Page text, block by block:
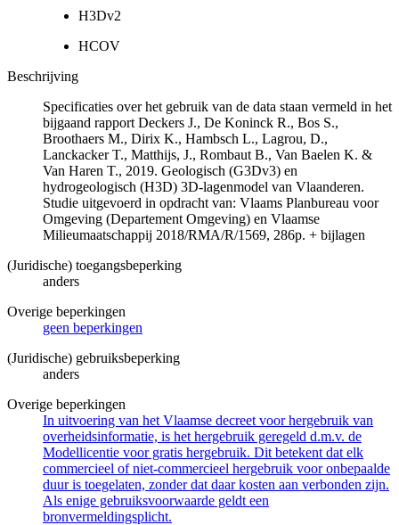
H3Dv2
HCOV
Beschrijving
Specificaties over het gebruik van de data staan vermeld in het
bijgaand rapport Deckers J., De Koninck R., Bos S.,
Broothaers M., Dirix K., Hambsch L., Lagrou, D.,
Lanckacker T., Matthijs, J., Rombaut B., Van Baelen K. &
Van Haren T., 2019. Geologisch (G3Dv3) en
hydrogeologisch (H3D) 3D-lagenmodel van Vlaanderen.
Studie uitgevoerd in opdracht van: Vlaams Planbureau voor
Omgeving (Departement Omgeving) en Vlaamse
Milieumaatschappij 2018/RMA/R/1569, 286p. + bijlagen
(Juridische) toegangsbeperking
anders
Overige beperkingen
geen beperkingen
(Juridische) gebruiksbeperking
anders
Overige beperkingen
In uitvoering van het Vlaamse decreet voor hergebruik van
overheidsinformatie, is het hergebruik geregeld d.m.v. de
Modellicentie voor gratis hergebruik. Dit betekent dat elk
commercieel of niet-commercieel hergebruik voor onbepaalde
duur is toegelaten, zonder dat daar kosten aan verbonden zijn.
Als enige gebruiksvoorwaarde geldt een
bronvermeldingsplicht.